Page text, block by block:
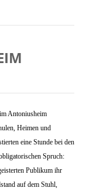
Antoniusheim
Heimen und
eine Stunde bei den
Spruch:
Publikum ihr
auf dem Stuhl,